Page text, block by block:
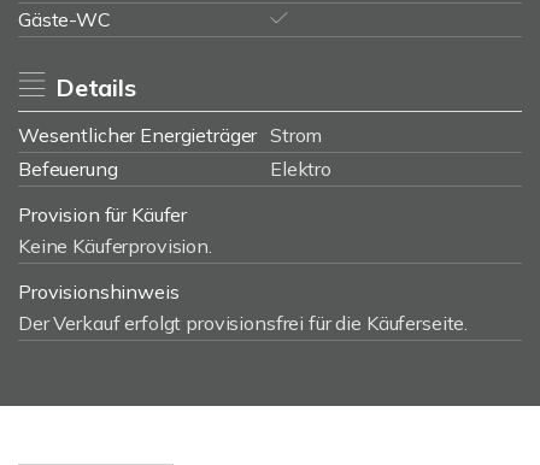
Gäste-WC
Details
Wesentlicher Energieträger Strom
Befeuerung
Elektro
Provision für Käufer
Keine Käuferprovision.
Provisionshinweis
Der Verkauf erfolgt provisionsfrei für die Käuferseite.